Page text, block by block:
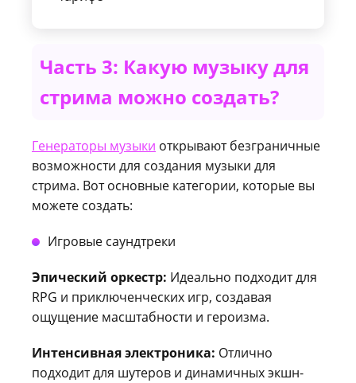
Часть 3: Какую музыку для
стрима можно создать?
Генераторы музыки открывают безграничные
возможности для создания музыки для
стрима. Вот основные категории, которые вы
можете создать:
Игровые саундтреки
Эпический оркестр: Идеально подходит для
RPG и приключенческих игр, создавая
ощущение масштабности и героизма.
Интенсивная электроника: Отлично
подходит для шутеров и динамичных экшн-